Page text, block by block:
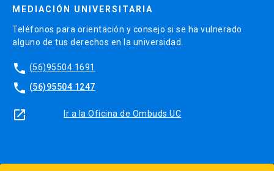
MEDIACIÓN UNIVERSITARIA
Teléfonos para orientación y consejo si se ha vulnerado
alguno de tus derechos en la universidad.
phone (56)95504 1691
phone (56)95504 1247
launch Ir a la Oficina de Ombuds UC